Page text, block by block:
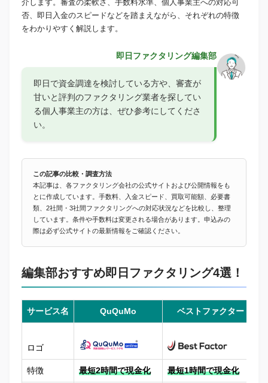
介します。審査の柔軟さ、手数料水準、個人事業主への対応可
否、即日入金のスピードなどを踏まえながら、それぞれの特徴
をわかりやすく解説します。
即日ファクタリング編集部
即日で資金調達を検討している方や、審査が
甘いと評判のファクタリング業者を探してい
る個人事業主の方は、ぜひ参考にしてくださ
い。
この記事の比較・調査方法
本記事は、各ファクタリング会社の公式サイトおよび公開情報をも
とに作成しています。手数料、入金スピード、買取可能額、必要書
類、2社間・3社間ファクタリングへの対応状況などを比較し、整理
しています。条件や手数料は変更される場合があります。申込みの
際は必ず公式サイトの最新情報をご確認ください。
編集部おすすめ即日ファクタリング4選！
サービス名 QuQuMo ベストファクター
ロゴ
特徴 最短2時間で現金化 最短1時間で現金化